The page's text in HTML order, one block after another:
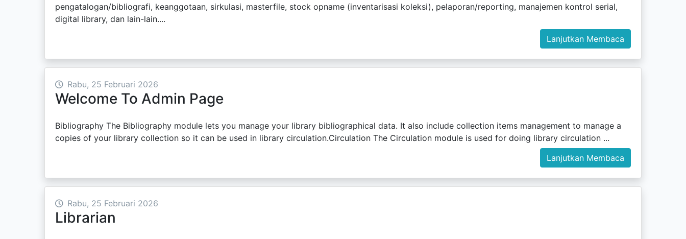
pengatalogan/bibliografi, keanggotaan, sirkulasi, masterfile, stock opname (inventarisasi koleksi), pelaporan/reporting, manajemen kontrol serial,
digital library, dan lain-lain....
Lanjutkan Membaca
Rabu, 25 Februari 2026
Welcome To Admin Page
Bibliography The Bibliography module lets you manage your library bibliographical data. It also include collection items management to manage a
copies of your library collection so it can be used in library circulation.Circulation The Circulation module is used for doing library circulation ...
Lanjutkan Membaca
Rabu, 25 Februari 2026
Librarian